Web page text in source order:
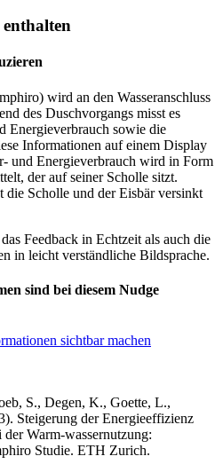
wird an den Wasseranschluss
des Duschvorgangs misst es
Energieverbrauch sowie die
Informationen auf einem Display
und Energieverbrauch wird in Form
der auf seiner Scholle sitzt.
die Scholle und der Eisbär versinkt
Feedback in Echtzeit als auch die
in leicht verständliche Bildsprache.
sind bei diesem Nudge
sichtbar machen
S., Degen, K., Goette, L.,
Steigerung der Energieeffizienz
Warm-wassernutzung:
Studie. ETH Zurich.